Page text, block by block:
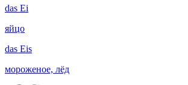
das Ei
яйцо
das Eis
мороженое, лёд